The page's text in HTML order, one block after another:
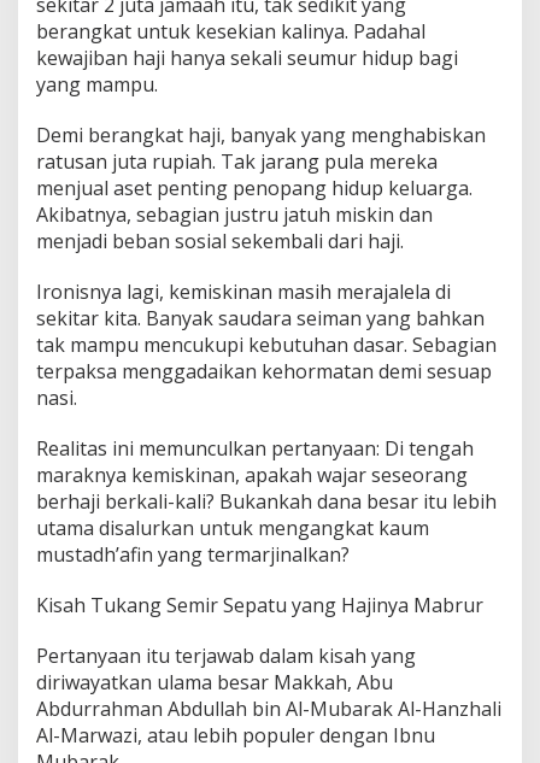
berangkat untuk kesekian kalinya. Padahal
kewajiban haji hanya sekali seumur hidup bagi
yang mampu.
Demi berangkat haji, banyak yang menghabiskan
ratusan juta rupiah. Tak jarang pula mereka
menjual aset penting penopang hidup keluarga.
Akibatnya, sebagian justru jatuh miskin dan
menjadi beban sosial sekembali dari haji.
Ironisnya lagi, kemiskinan masih merajalela di
sekitar kita. Banyak saudara seiman yang bahkan
tak mampu mencukupi kebutuhan dasar. Sebagian
terpaksa menggadaikan kehormatan demi sesuap
nasi.
Realitas ini memunculkan pertanyaan: Di tengah
maraknya kemiskinan, apakah wajar seseorang
berhaji berkali-kali? Bukankah dana besar itu lebih
utama disalurkan untuk mengangkat kaum
mustadh’afin yang termarjinalkan?
Kisah Tukang Semir Sepatu yang Hajinya Mabrur
Pertanyaan itu terjawab dalam kisah yang
diriwayatkan ulama besar Makkah, Abu
Abdurrahman Abdullah bin Al-Mubarak Al-Hanzhali
Al-Marwazi, atau lebih populer dengan Ibnu